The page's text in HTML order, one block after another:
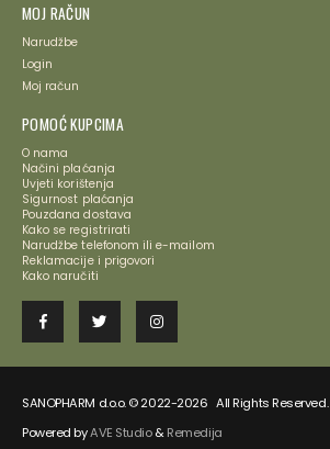
MOJ RAČUN
Narudžbe
Login
Moj račun
POMOĆ KUPCIMA
O nama
Načini plaćanja
Uvjeti korištenja
Sigurnost plaćanja
Pouzdana dostava
Kako se registrirati
Narudžbe telefonom ili e-mailom
Reklamacije i prigovori
Kako naručiti
SANOPHARM d.o.o. © 2022-2026 All Rights Reserved.
Powered byAVE Studio&Remedija